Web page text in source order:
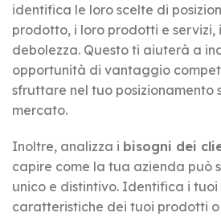
identifica le loro scelte di
prodotto, i loro prodotti e servizi,
debolezza. Questo ti aiuterà a
opportunità di vantaggio
sfruttare nel tuo posizionamento
mercato.
Inoltre, analizza i bisogni dei
capire come la tua azienda può
unico e distintivo. Identifica i
caratteristiche dei tuoi prodotti o